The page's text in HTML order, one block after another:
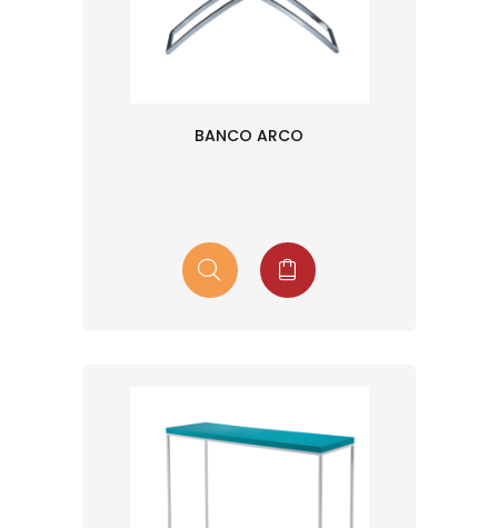
BANCO ARCO